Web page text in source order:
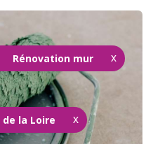
Rénovation mur
la Loire